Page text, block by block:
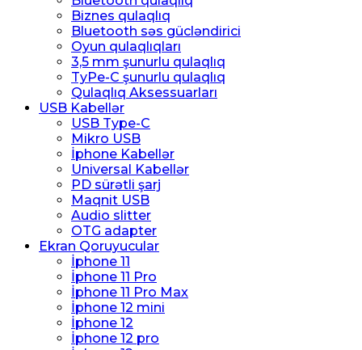
Biznes qulaqlıq
Bluetooth səs gücləndirici
Oyun qulaqlıqları
3,5 mm şunurlu qulaqlıq
TyPe-C şunurlu qulaqlıq
Qulaqlıq Aksessuarları
USB Kabellər
USB Type-C
Mikro USB
İphone Kabellər
Universal Kabellər
PD sürətli şarj
Maqnit USB
Audio slitter
OTG adapter
Ekran Qoruyucular
İphone 11
İphone 11 Pro
İphone 11 Pro Max
İphone 12 mini
İphone 12
İphone 12 pro